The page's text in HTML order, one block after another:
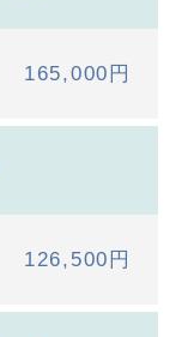
165,000円
126,500円